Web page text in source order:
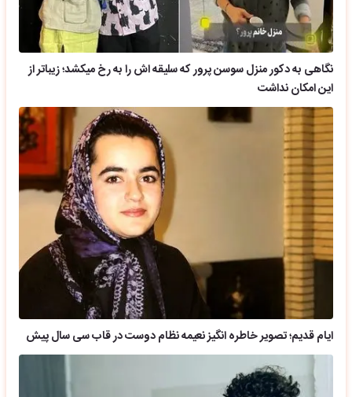
نگاهی به دکور منزل سوسن پرور که سلیقه اش را به رخ میکشد؛ زیباتر از
این امکان نداشت
ایام قدیم؛ تصویر خاطره انگیز نعیمه نظام دوست در قاب سی سال پیش